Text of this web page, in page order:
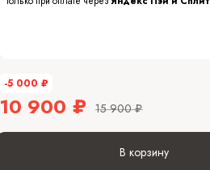
-5 000 ₽
10 900 ₽ 15 900 ₽
В корзину